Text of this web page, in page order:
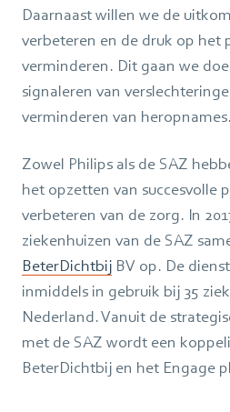
Daarnaast willen we de
verbeteren en de druk op het
verminderen. Dit gaan we
signaleren van
verminderen van
Zowel Philips als de SAZ
het opzetten van succesvolle
verbeteren van de zorg. In
ziekenhuizen van de SAZ
BeterDichtbij BV op. De
inmiddels in gebruik bij 35
Nederland. Vanuit de
met de SAZ wordt een
BeterDichtbij en het Engage